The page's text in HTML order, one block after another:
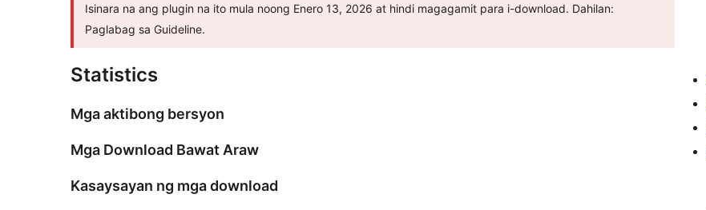
Isinara na ang plugin na ito mula noong Enero 13, 2026 at hindi magagamit para i-download. Dahilan:
Paglabag sa Guideline.
Statistics
Mga aktibong bersyon
Mga Download Bawat Araw
Kasaysayan ng mga download